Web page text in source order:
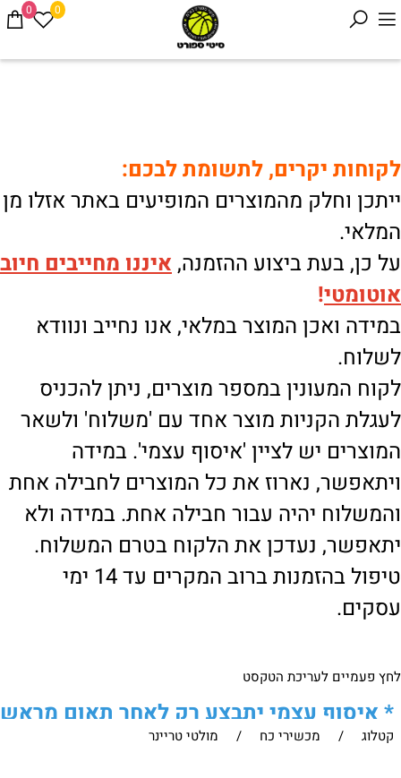
0 0
לקוחות יקרים, לתשומת לבכם:
ייתכן וחלק מהמוצרים המופיעים באתר אזלו מן
המלאי.
על כן, בעת ביצוע ההזמנה, איננו מחייבים חיוב
אוטומטי!
במידה ואכן המוצר במלאי, אנו נחייב ונוודא
לשלוח.
לקוח המעונין במספר מוצרים, ניתן להכניס
לעגלת הקניות מוצר אחד עם 'משלוח' ולשאר
המוצרים יש לציין 'איסוף עצמי'. במידה
ויתאפשר, נארוז את כל המוצרים לחבילה אחת
והמשלוח יהיה עבור חבילה אחת. במידה ולא
יתאפשר, נעדכן את הלקוח בטרם המשלוח.
טיפול בהזמנות ברוב המקרים עד 14 ימי
עסקים.
לחץ פעמיים לעריכת הטקסט
* איסוף עצמי יתבצע רק לאחר תאום מראש
של הלקוח מול נציגנו!
קטלוג / מכשירי כח / מולטי טריינר